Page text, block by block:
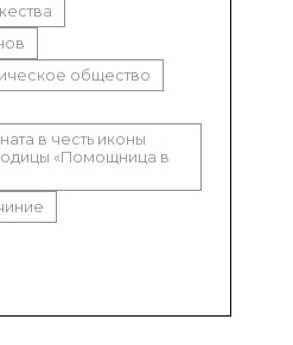
общество
в честь иконы
«Помощница в